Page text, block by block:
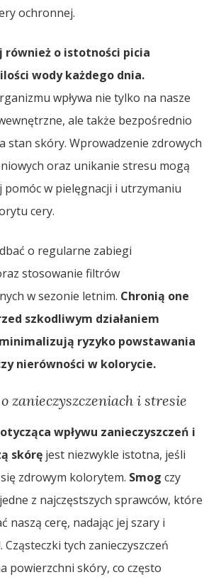
ochronnej.
również o istotności picia
wody każdego dnia.
wpływa nie tylko na nasze
ale także bezpośrednio
stan skóry. Wprowadzenie zdrowych
oraz unikanie stresu mogą
pomóc w pielęgnacji i utrzymaniu
cery.
o regularne zabiegi
stosowanie filtrów
w sezonie letnim. Chronią one
szkodliwym działaniem
ryzyko powstawania
nierówności w kolorycie.
zanieczyszczeniach i stresie
wpływu zanieczyszczeń i
skórę jest niezwykle istotna, jeśli
zdrowym kolorytem. Smog czy
z najczęstszych sprawców, które
naszą cerę, nadając jej szary i
Cząsteczki tych zanieczyszczeń
powierzchni skóry, co często